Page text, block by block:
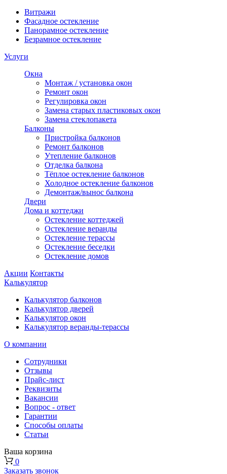
Витражи
Фасадное остекление
Панорамное остекление
Безрамное остекление
Услуги
Окна
Монтаж / установка окон
Ремонт окон
Регулировка окон
Замена старых пластиковых окон
Замена стеклопакета
Балконы
Пристройка балконов
Ремонт балконов
Утепление балконов
Отделка балкона
Тёплое остекление балконов
Холодное остекление балконов
Демонтаж/вынос балкона
Двери
Дома и коттеджи
Остекление коттеджей
Остекление веранды
Остекление терассы
Остекление беседки
Остекление домов
Акции Контакты
Калькулятор
Калькулятор балконов
Калькулятор дверей
Калькулятор окон
Калькулятор веранды-терассы
О компании
Сотрудники
Отзывы
Прайс-лист
Реквизиты
Вакансии
Вопрос - ответ
Гарантии
Способы оплаты
Статьи
Ваша корзина
0
Заказать звонок